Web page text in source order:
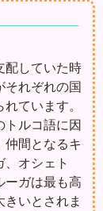
配していた時
それぞれの国
ています。
トルコ語に因
仲間となるキ
オシェト
ーガは最も高
いとされま